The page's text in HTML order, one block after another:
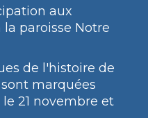
aux
paroisse Notre
de l'histoire de
marquées
21 novembre et